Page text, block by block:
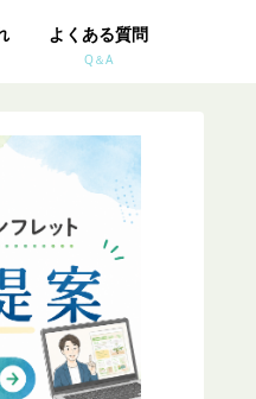
よくある質問
Q＆A